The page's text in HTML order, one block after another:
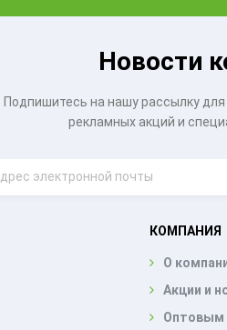
Новости
Подпишитесь на нашу рассылку
рекламных акций и
КОМПАНИЯ
О
Акции и
Оптовым